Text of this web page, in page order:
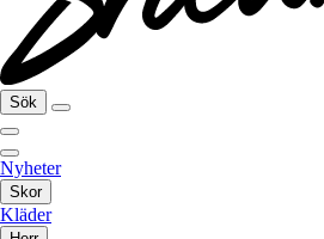
Sök
Nyheter
Skor
Kläder